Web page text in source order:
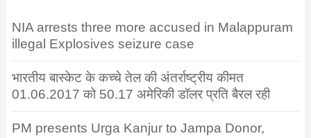
NIA arrests three more accused in Malappuram
illegal Explosives seizure case
भारतीय बास्केट के कच्चे तेल की अंतर्राष्ट्रीय कीमत
01.06.2017 को 50.17 अमेरिकी डॉलर प्रति बैरल रही
PM presents Urga Kanjur to Jampa Donor,